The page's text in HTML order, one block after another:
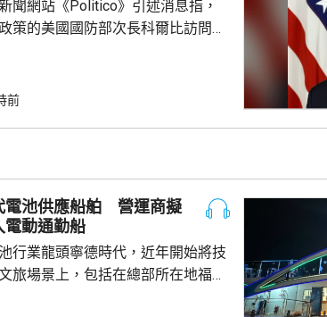
聞網站《Politico》引述消息指，
策的美國國防部次長科爾比訪問中
訪問邀請，並在中國國防大學發表
國防部官員與北...
前
電池供應船舶 營運商擬
電動通勤船
行業龍頭寧德時代，近年開始將技
旅場景上，包括在總部所在地福建